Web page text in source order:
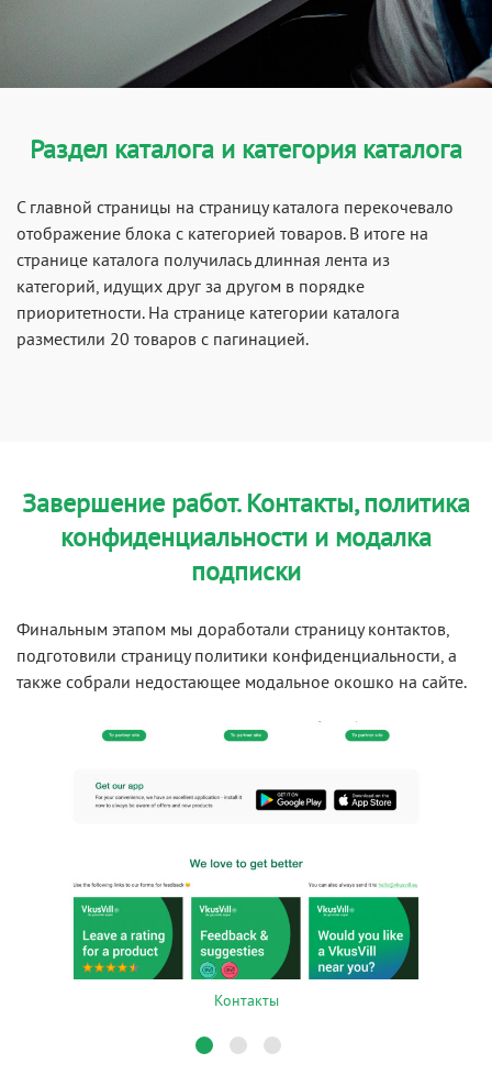
Раздел каталога и категория каталога
С главной страницы на страницу каталога перекочевало
отображение блока с категорией товаров. В итоге на
странице каталога получилась длинная лента из
категорий, идущих друг за другом в порядке
приоритетности. На странице категории каталога
разместили 20 товаров с пагинацией.
Завершение работ. Контакты, политика
конфиденциальности и модалка
подписки
Финальным этапом мы доработали страницу контактов,
подготовили страницу политики конфиденциальности, а
также собрали недостающее модальное окошко на сайте.
Контакты